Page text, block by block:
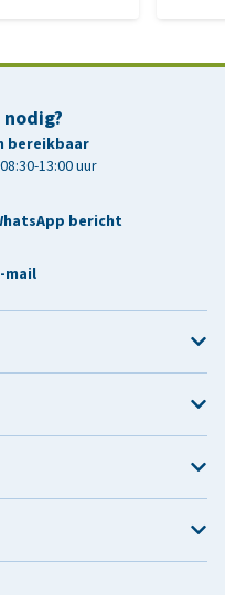
bereikbaar
13:00 uur
bericht
mail